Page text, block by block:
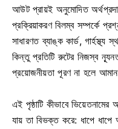
আউট প্রায়ই অনুমোদিত
প্রক্রিয়াকরণ বিলম্ব সম্পর্কে
সাধারণত ব্যাঙ্ক কার্ড, গার্হস্থ্য
কিন্তু প্রতিটি রুটের নিজস্ব
প্রয়োজনীয়তা পূরণ না হলে
এই পৃষ্ঠাটি কীভাবে
যায় তা বিভক্ত করে: ধাপে ধাপে